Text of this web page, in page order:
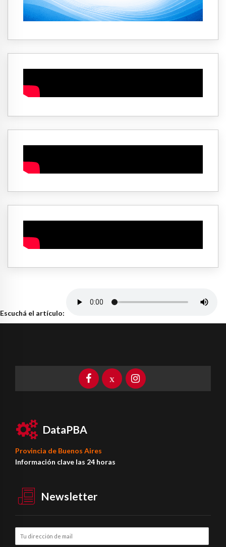
Escuchá el artículo:
DataPBA
Provincia de Buenos Aires
Información clave las 24 horas
Newsletter